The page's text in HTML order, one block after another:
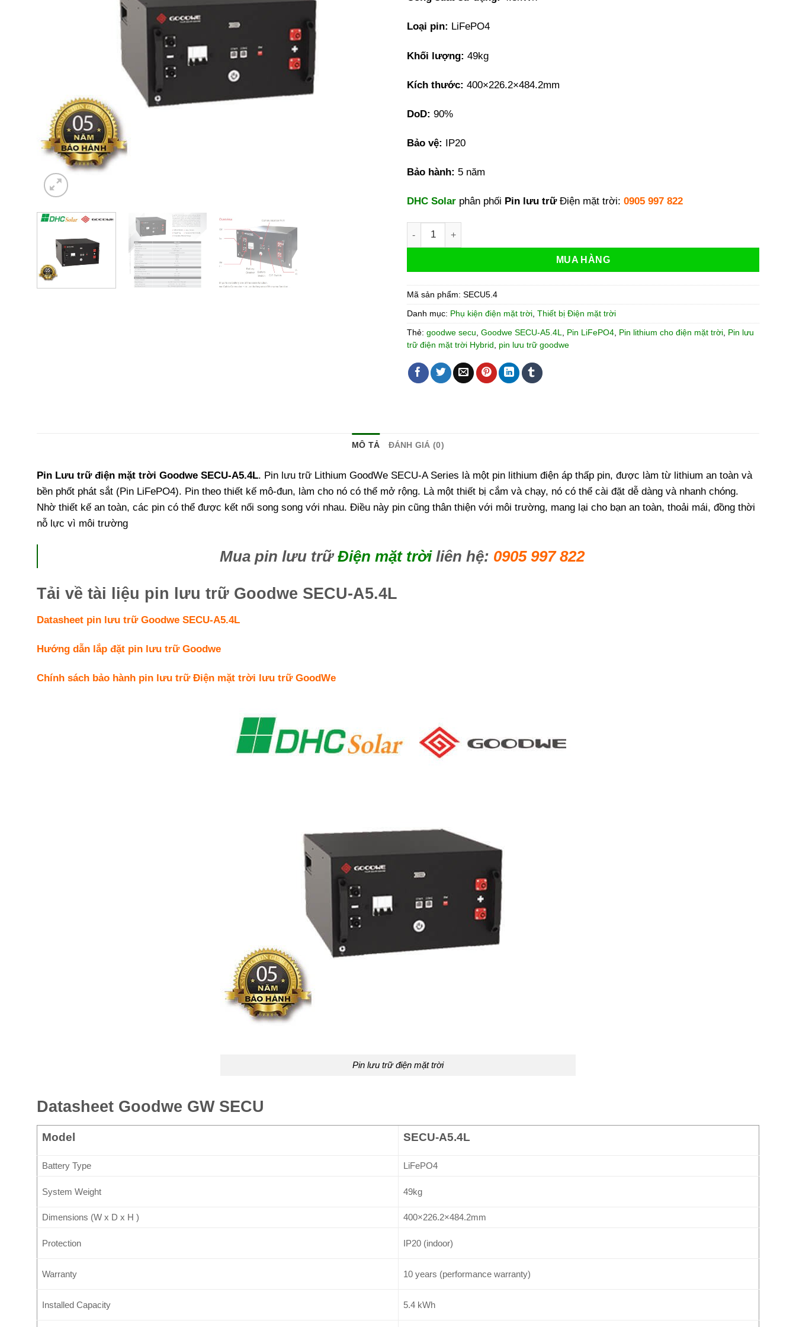
Loại pin: LiFePO4
Khối lượng: 49kg
Kích thước: 400×226.2×484.2mm
DoD: 90%
Bảo vệ: IP20
Bảo hành: 5 năm
DHC Solar phân phối Pin lưu trữĐiện mặt trời: 0905 997 822
Pin Lưu trữ Điện Mặt Trời GoodWe SECU-A5.4L số lượng
MUA HÀNG
Mã sản phẩm: SECU5.4
Danh mục: Phụ kiện điện mặt trời, Thiết bị Điện mặt trời
Thẻ: goodwe secu, Goodwe SECU-A5.4L, Pin LiFePO4, Pin lithium cho điện mặt trời, Pin lưu
trữ điện mặt trời Hybrid , pin lưu trữ goodwe
MÔ TẢ ĐÁNH GIÁ (0)
Pin Lưu trữ điện mặt trời Goodwe SECU-A5.4L. Pin lưu trữ Lithium GoodWe SECU-A Series là một pin lithium điện áp thấp pin, được làm từ lithium an toàn và
bền phốt phát sắt (Pin LiFePO4). Pin theo thiết kế mô-đun, làm cho nó có thể mở rộng. Là một thiết bị cắm và chạy, nó có thể cài đặt dễ dàng và nhanh chóng.
Nhờ thiết kế an toàn, các pin có thể được kết nối song song với nhau. Điều này pin cũng thân thiện với môi trường, mang lại cho bạn an toàn, thoải mái, đồng thời
nỗ lực vì môi trường
Mua pin lưu trữĐiện mặt trờiliên hệ: 0905 997 822
Tải về tài liệu pin lưu trữ Goodwe SECU-A5.4L
Datasheet pin lưu trữ Goodwe SECU-A5.4L
Hướng dẫn lắp đặt pin lưu trữ Goodwe
Chính sách bảo hành pin lưu trữ Điện mặt trời lưu trữ GoodWe
Pin lưu trữ điện mặt trời
Datasheet Goodwe GW SECU
Model SECU-A5.4L
Battery Type LiFePO4
System Weight 49kg
Dimensions (W x D x H ) 400×226.2×484.2mm
Protection IP20 (indoor)
Warranty 10 years (performance warranty)
Installed Capacity 5.4 kWh